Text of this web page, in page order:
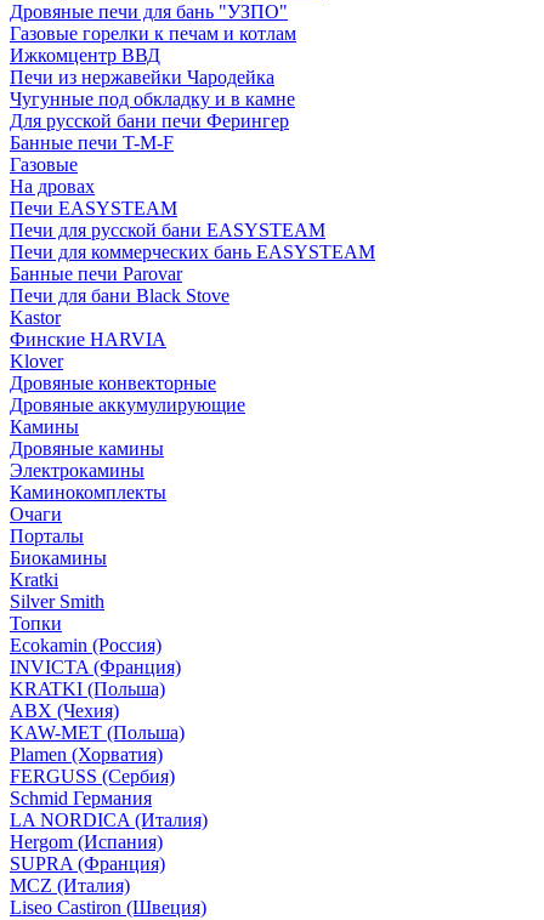
Дровяные печи для бань "УЗПО"
Газовые горелки к печам и котлам
Ижкомцентр ВВД
Печи из нержавейки Чародейка
Чугунные под обкладку и в камне
Для русской бани печи Ферингер
Банные печи T-M-F
Газовые
На дровах
Печи EASYSTEAM
Печи для русской бани EASYSTEAM
Печи для коммерческих бань EASYSTEAM
Банные печи Parovar
Печи для бани Black Stove
Kastor
Финские HARVIA
Klover
Дровяные конвекторные
Дровяные аккумулирующие
Камины
Дровяные камины
Электрокамины
Каминокомплекты
Очаги
Порталы
Биокамины
Kratki
Silver Smith
Топки
Ecokamin (Россия)
INVICTA (Франция)
KRATKI (Польша)
ABX (Чехия)
KAW-MET (Польша)
Plamen (Хорватия)
FERGUSS (Сербия)
Schmid Германия
LA NORDICA (Италия)
Hergom (Испания)
SUPRA (Франция)
MCZ (Италия)
Liseo Castiron (Швеция)